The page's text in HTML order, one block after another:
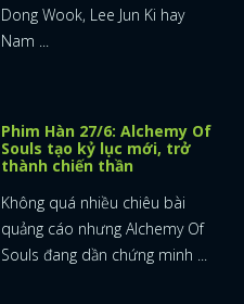
Dong Wook, Lee Jun Ki hay
Nam ...
Phim Hàn 27/6: Alchemy Of
Souls tạo kỷ lục mới, trở
thành chiến thần
Không quá nhiều chiêu bài
quảng cáo nhưng Alchemy Of
Souls đang dần chứng minh ...